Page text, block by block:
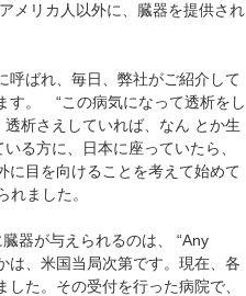
メリカ人以外に、臓器を提供され
呼ばれ、毎日、弊社がご紹介して
す。 “この病気になって透析をし
析さえしていれば、なん とか生
る方に、日本に座っていたら、
に目を向けることを考えて始めて
ました。
器が与えられるのは、 “Any
は、米国当局次第です。現在、各
た。その受付を行った病院で、